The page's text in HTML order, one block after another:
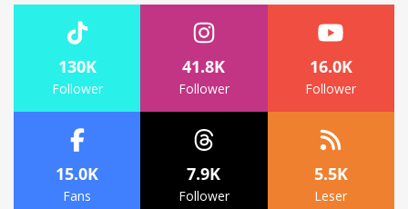
130K
Follower
41.8K
Follower
16.0K
Follower
15.0K
Fans
7.9K
Follower
5.5K
Leser